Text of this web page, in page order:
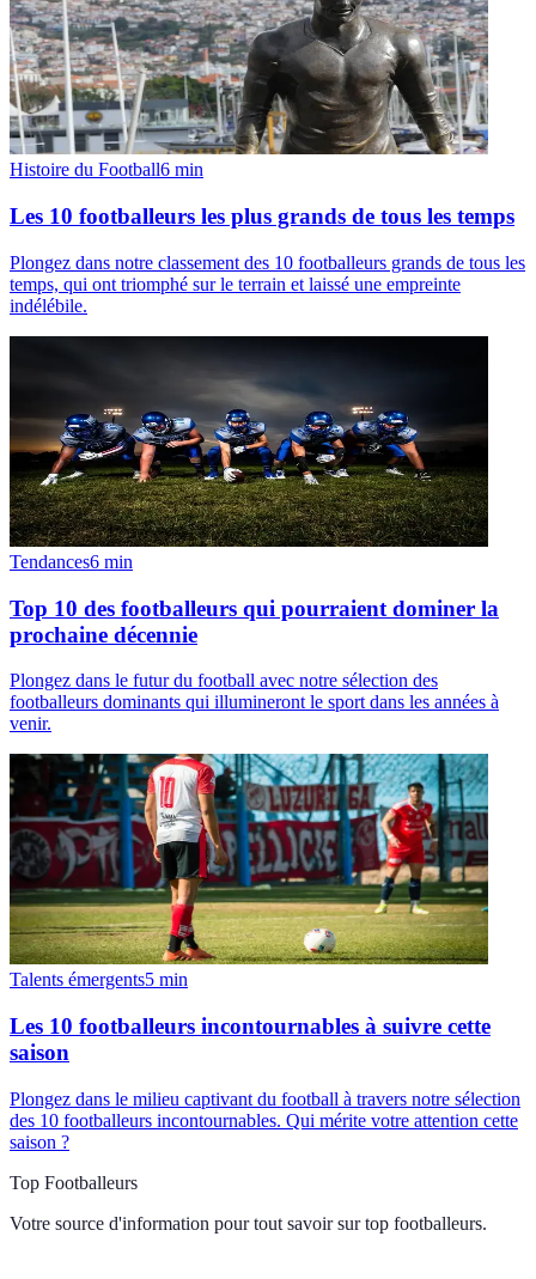
Histoire du Football6 min
Les 10 footballeurs les plus grands de tous les temps
Plongez dans notre classement des 10 footballeurs grands de tous les
temps, qui ont triomphé sur le terrain et laissé une empreinte
indélébile.
Tendances6 min
Top 10 des footballeurs qui pourraient dominer la
prochaine décennie
Plongez dans le futur du football avec notre sélection des
footballeurs dominants qui illumineront le sport dans les années à
venir.
Talents émergents5 min
Les 10 footballeurs incontournables à suivre cette
saison
Plongez dans le milieu captivant du football à travers notre sélection
des 10 footballeurs incontournables. Qui mérite votre attention cette
saison ?
Top Footballeurs
Votre source d'information pour tout savoir sur top footballeurs.